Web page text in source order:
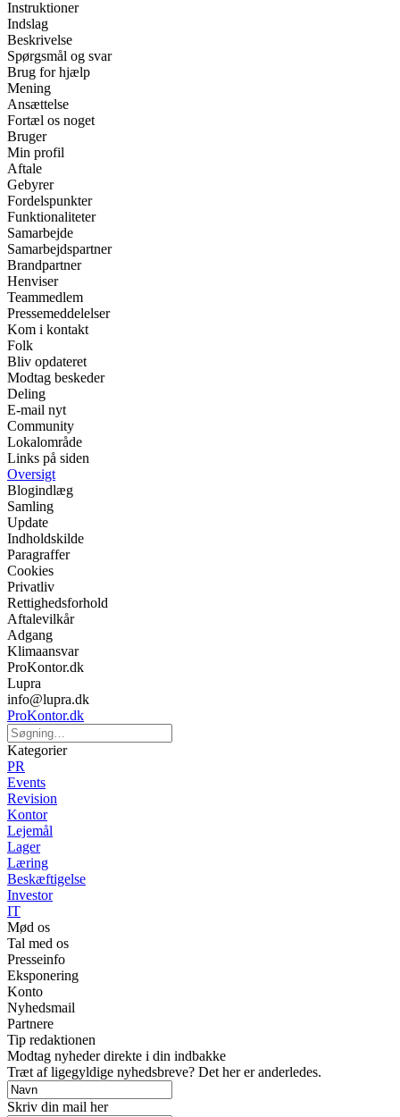
Instruktioner
Indslag
Beskrivelse
Spørgsmål og svar
Brug for hjælp
Mening
Ansættelse
Fortæl os noget
Bruger
Min profil
Aftale
Gebyrer
Fordelspunkter
Funktionaliteter
Samarbejde
Samarbejdspartner
Brandpartner
Henviser
Teammedlem
Pressemeddelelser
Kom i kontakt
Folk
Bliv opdateret
Modtag beskeder
Deling
E-mail nyt
Community
Lokalområde
Links på siden
Oversigt
Blogindlæg
Samling
Update
Indholdskilde
Paragraffer
Cookies
Privatliv
Rettighedsforhold
Aftalevilkår
Adgang
Klimaansvar
ProKontor.dk
Lupra
info@lupra.dk
ProKontor.dk
Kategorier
PR
Events
Revision
Kontor
Lejemål
Lager
Læring
Beskæftigelse
Investor
IT
Mød os
Tal med os
Presseinfo
Eksponering
Konto
Nyhedsmail
Partnere
Tip redaktionen
Modtag nyheder direkte i din indbakke
Træt af ligegyldige nyhedsbreve? Det her er anderledes.
Skriv din mail her